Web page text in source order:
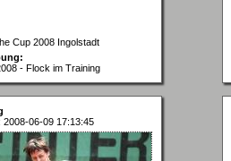
Cup 2008 Ingolstadt
- Flock im Training
2008-06-09 17:13:45